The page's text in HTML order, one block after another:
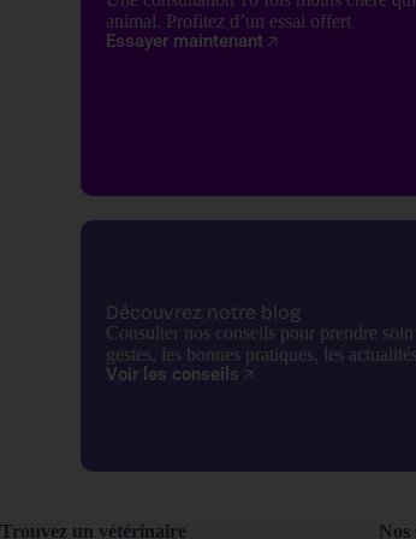
animal. Profitez d’un essai offert
Essayer maintenant
Découvrez notre blog
Consulter nos conseils pour prendre
gestes, les bonnes pratiques, les
Voir les conseils
Trouvez un vétérinaire Nos